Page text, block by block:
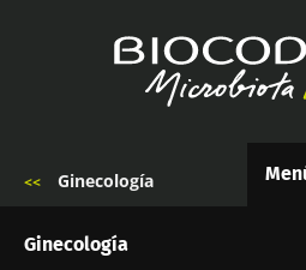
Sobrescribir
de
Ginecología
Ginecología